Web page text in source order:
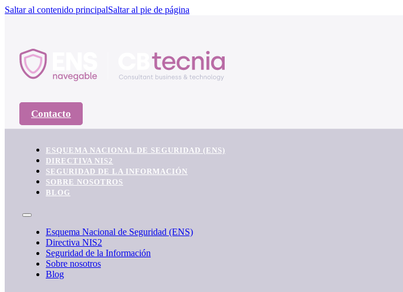
Saltar al contenido principalSaltar al pie de página
Contacto
ESQUEMA NACIONAL DE SEGURIDAD (ENS)
DIRECTIVA NIS2
SEGURIDAD DE LA INFORMACIÓN
SOBRE NOSOTROS
BLOG
Esquema Nacional de Seguridad (ENS)
Directiva NIS2
Seguridad de la Información
Sobre nosotros
Blog